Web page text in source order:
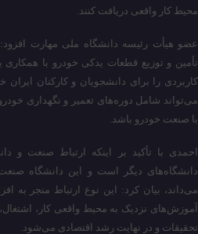
محیط کار واقعی دریافت کنند.
عضو هیأت رئیسه دانشگاه ملی مهارت
تأمین و توزیع قطعات یدکی خودرو با
کاربردی را برای دانشجویان و کارکنان ایران
می‌تواند شامل دوره‌های تعمیر و نگهداری
با صنعت خودرو باشد.
احمدی با تأکید بر اینکه ارتباط صنعت و
دانشگاه‌های دیگر است و این دانشگاه
می‌داند، بیان کرد: این نوع ارتباط منجر به
آموزش‌های نزدیک به محیط واقعی کار،
تحقیقات و در نهایت رشد اقتصادی می‌شود.